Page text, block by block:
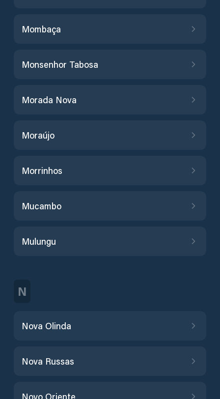
Mombaça
Monsenhor Tabosa
Morada Nova
Moraújo
Morrinhos
Mucambo
Mulungu
N
Nova Olinda
Nova Russas
Novo Oriente